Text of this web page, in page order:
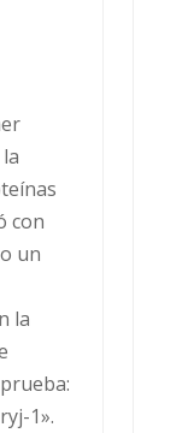
con
un
la
1».